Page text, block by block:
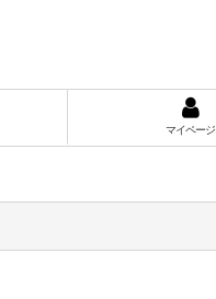
マイページ